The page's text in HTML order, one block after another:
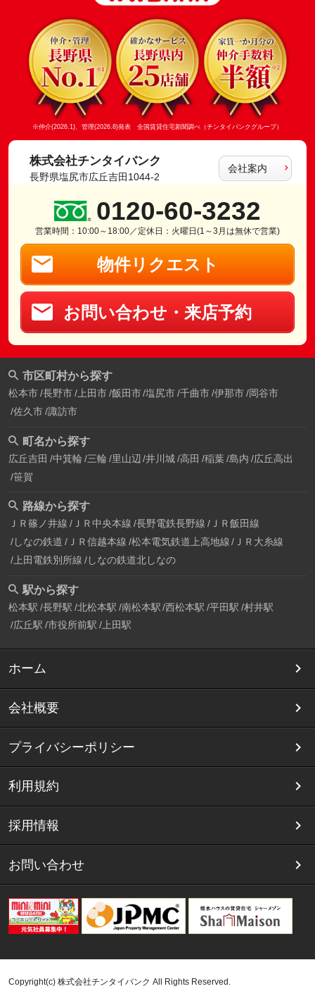
※仲介(2026.1)、管理(2026.8)発表 全国賃貸住宅新聞調べ（チンタイバンクグループ）
株式会社チンタイバンク
長野県塩尻市広丘吉田1044-2
会社案内
0120-60-3232
営業時間：10:00～18:00／定休日：火曜日(1～3月は無休で営業)
物件リクエスト
お問い合わせ・来店予約
市区町村から探す
松本市 長野市 上田市 飯田市 塩尻市 千曲市 伊那市 岡谷市
佐久市 諏訪市
町名から探す
広丘吉田 中箕輪 三輪 里山辺 井川城 高田 稲葉 島内 広丘高出
笹賀
路線から探す
ＪＲ篠ノ井線 ＪＲ中央本線 長野電鉄長野線 ＪＲ飯田線
しなの鉄道 ＪＲ信越本線 松本電気鉄道上高地線
ＪＲ大糸線
上田電鉄別所線 しなの鉄道北しなの
駅から探す
松本駅 長野駅 北松本駅 南松本駅 西松本駅 平田駅 村井駅
広丘駅 市役所前駅 上田駅
ホーム
会社概要
プライバシーポリシー
利用規約
採用情報
お問い合わせ
Copyright(c) 株式会社チンタイバンク All Rights Reserved.